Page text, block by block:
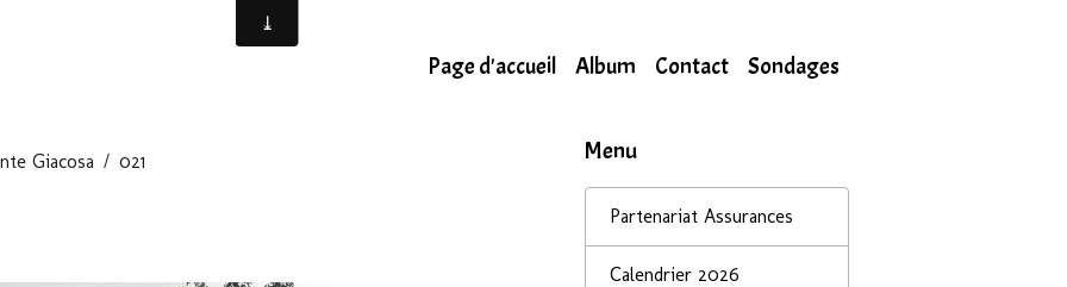
Page d'accueil Album Contact Sondages
Giacosa 021 Menu
Partenariat Assurances
Calendrier 2026